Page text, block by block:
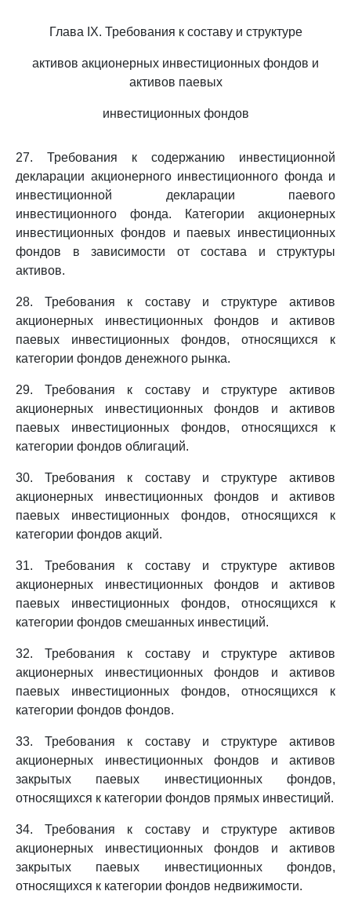
Глава IX. Требования к составу и структуре
активов акционерных инвестиционных фондов и
активов паевых
инвестиционных фондов
27. Требования к содержанию инвестиционной
декларации акционерного инвестиционного фонда и
инвестиционной декларации паевого
инвестиционного фонда. Категории акционерных
инвестиционных фондов и паевых инвестиционных
фондов в зависимости от состава и структуры
активов.
28. Требования к составу и структуре активов
акционерных инвестиционных фондов и активов
паевых инвестиционных фондов, относящихся к
категории фондов денежного рынка.
29. Требования к составу и структуре активов
акционерных инвестиционных фондов и активов
паевых инвестиционных фондов, относящихся к
категории фондов облигаций.
30. Требования к составу и структуре активов
акционерных инвестиционных фондов и активов
паевых инвестиционных фондов, относящихся к
категории фондов акций.
31. Требования к составу и структуре активов
акционерных инвестиционных фондов и активов
паевых инвестиционных фондов, относящихся к
категории фондов смешанных инвестиций.
32. Требования к составу и структуре активов
акционерных инвестиционных фондов и активов
паевых инвестиционных фондов, относящихся к
категории фондов фондов.
33. Требования к составу и структуре активов
акционерных инвестиционных фондов и активов
закрытых паевых инвестиционных фондов,
относящихся к категории фондов прямых инвестиций.
34. Требования к составу и структуре активов
акционерных инвестиционных фондов и активов
закрытых паевых инвестиционных фондов,
относящихся к категории фондов недвижимости.